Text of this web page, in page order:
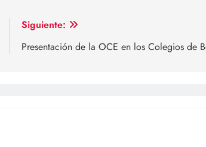
Siguiente:
Presentación de la OCE en los Colegios de